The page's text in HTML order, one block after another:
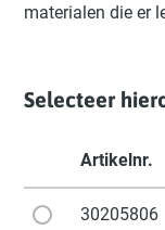
materialen die er
Selecteer
Artikelnr.
30205806